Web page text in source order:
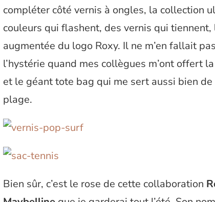
compléter côté vernis à ongles, la collection
couleurs qui flashent, des vernis qui tiennent,
augmentée du logo Roxy. Il ne m’en fallait
l’hystérie quand mes collègues m’ont offert
et le géant tote bag qui me sert aussi bien
plage.
Bien sûr, c’est le rose de cette collaboration